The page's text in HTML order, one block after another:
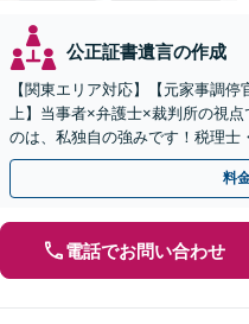
公正証書遺言の作成
【関東エリア対応】【元家事調
上】当事者×弁護士×裁判所の視
のは、私独自の強みです！税理士
携。地元密着で、親切＆丁寧にお
料
電話でお問い合わせ